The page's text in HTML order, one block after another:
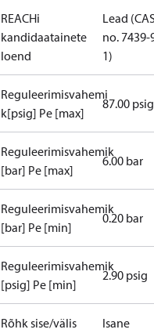
REACHi
kandidaatainete
loend
Lead
no. 7439-
1)
Reguleerimisvahemi
k[psig] Pe [max]
87.00 psig
Reguleerimisvahemik
[bar] Pe [max]
6.00 bar
Reguleerimisvahemik
[bar] Pe [min]
0.20 bar
Reguleerimisvahemik
[psig] Pe [min]
2.90 psig
Rõhk sise/välis Isane